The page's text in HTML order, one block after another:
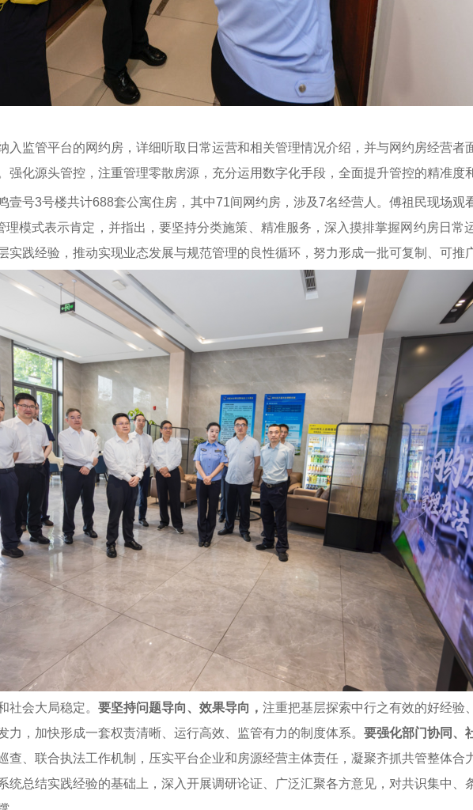
入监管平台的网约房，详细听取日常运营和相关管理情况介绍，并与网约房经营者
化源头管控，注重管理零散房源，充分运用数字化手段，全面提升管控的精准度
壹号3号楼共计688套公寓住房，其中71间网约房，涉及7名经营人。傅祖民现场观
理模式表示肯定，并指出，要坚持分类施策、精准服务，深入摸排掌握网约房日常
践经验，推动实现业态发展与规范管理的良性循环，努力形成一批可复制、可推
社会大局稳定。 要坚持问题导向、效果导向， 注重把基层探索中行之有效的好经验
，加快形成一套权责清晰、运行高效、监管有力的制度体系。 要强化部门协同、
查、联合执法工作机制，压实平台企业和房源经营主体责任，凝聚齐抓共管整体合
统总结实践经验的基础上，深入开展调研论证、广泛汇聚各方意见，对共识集中、